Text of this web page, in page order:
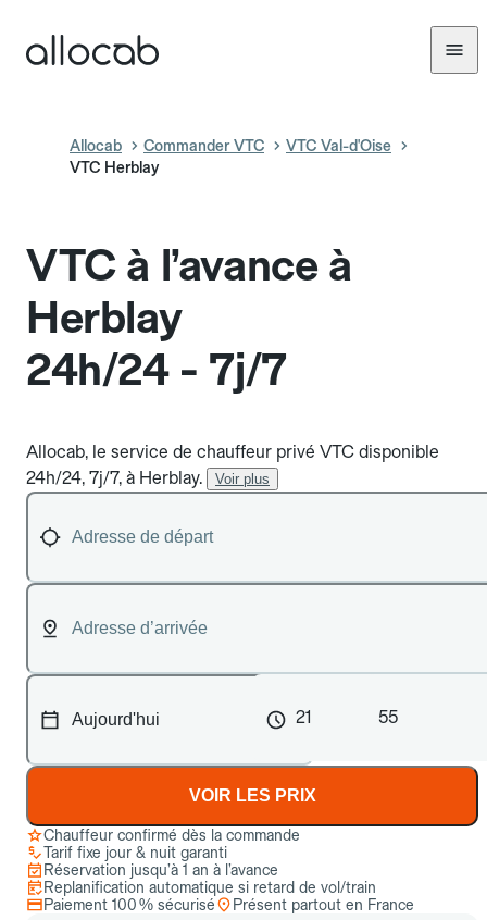
Allocab Commander VTC
VTC Val-d'Oise
VTC Herblay
VTC à l’avance à
Herblay
24h/24 - 7j/7
Allocab, le service de chauffeur privé VTC disponible
24h/24, 7j/7, à Herblay.
Voir plus
21 55
VOIR LES PRIX
Chauffeur confirmé dès la commande
Tarif fixe jour & nuit garanti
Réservation jusqu’à 1 an à l’avance
Replanification automatique si retard de vol/train
Paiement 100 % sécurisé
Présent partout en France